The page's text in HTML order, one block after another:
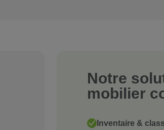
Notre
mobilier
Inventaire &